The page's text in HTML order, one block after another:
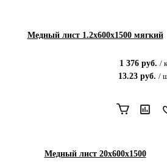
Медный лист 1.2x600x1500 мягкий
1 376 руб. /
13.23руб. /
Медный лист 20x600x1500